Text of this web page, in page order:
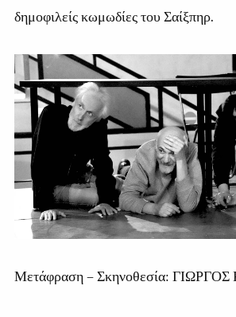
δημοφιλείς κωμωδίες του Σαίξπηρ.
Μετάφραση – Σκηνοθεσία: